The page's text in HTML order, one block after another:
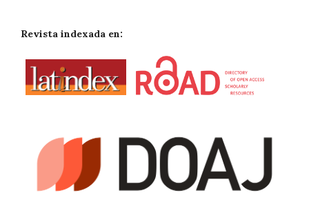
Revista indexada en: